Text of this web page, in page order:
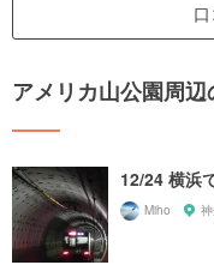
アメリカ山公園周
12/24 横浜
Miho